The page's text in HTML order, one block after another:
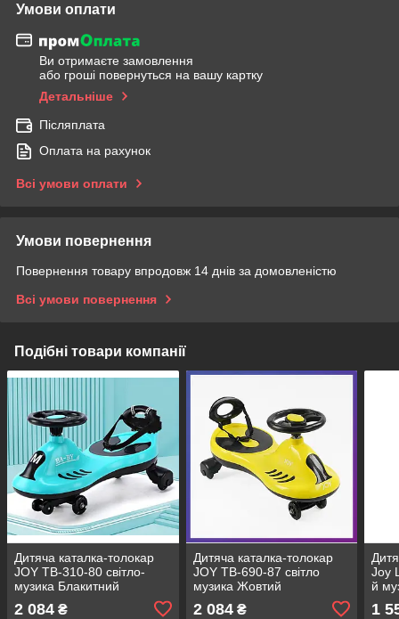
Умови оплати
Ви отримаєте замовлення
або гроші повернуться на вашу картку
Детальніше
Післяплата
Оплата на рахунок
Всі умови оплати
Умови повернення
Повернення товару впродовж 14 днів за домовленістю
Всі умови повернення
Подібні товари компанії
Дитяча каталка-толокар
JOY TB-310-80 світло-
музика Блакитний
2 084 ₴
Дитяча каталка-толокар
JOY TB-690-87 світло
музика Жовтий
2 084₴
Joy
й
1